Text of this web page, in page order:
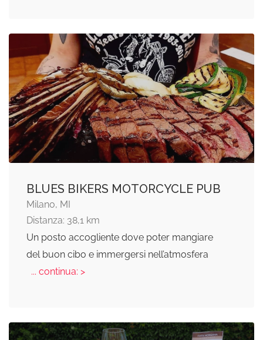
BLUES BIKERS MOTORCYCLE PUB
Milano, MI
Distanza: 38,1 km
Un posto accogliente dove poter mangiare
del buon cibo e immergersi nell’atmosfera
... continua: >